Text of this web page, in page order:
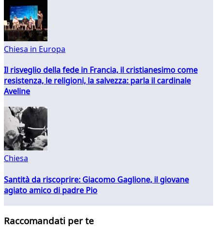
Chiesa in Europa
Il risveglio della fede in Francia, il cristianesimo come
resistenza, le religioni, la salvezza: parla il cardinale
Aveline
Chiesa
Santità da riscoprire: Giacomo Gaglione, il giovane
agiato amico di padre Pio
Raccomandati per te